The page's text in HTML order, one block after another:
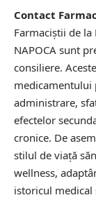
Contact
Farmaciștii de la
NAPOCA sunt
consiliere.
administrare,
efectelor
cronice. De
stilul de viață
wellness,
istoricul medical